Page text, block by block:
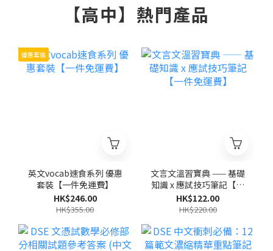
【高中】熱門產品
優惠套裝
英文vocab速食系列 優惠
套裝【一件免運費】
HK$246.00
HK$355.00
文言文溫習寶典 —— 基礎
知識 x 應試技巧筆記【一
件免運費】
HK$122.00
HK$220.00